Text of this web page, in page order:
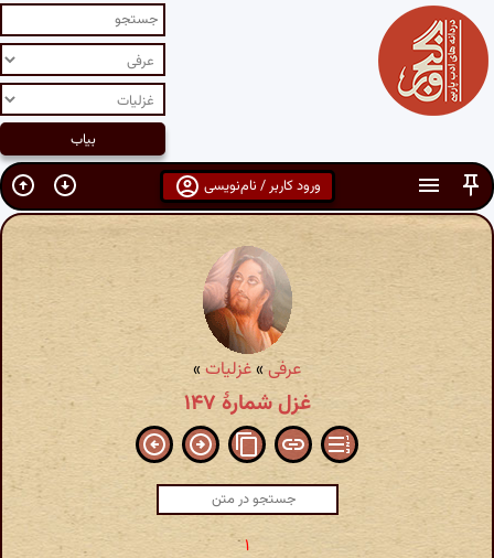
ورود کاربر / نام‌نویسی
عرفی »غزلیات»
غزل شمارهٔ ۱۴۷